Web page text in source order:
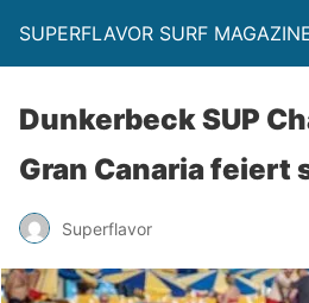
SUPERFLAVOR SURF
Dunkerbeck SUP
Gran Canaria feiert
Superflavor